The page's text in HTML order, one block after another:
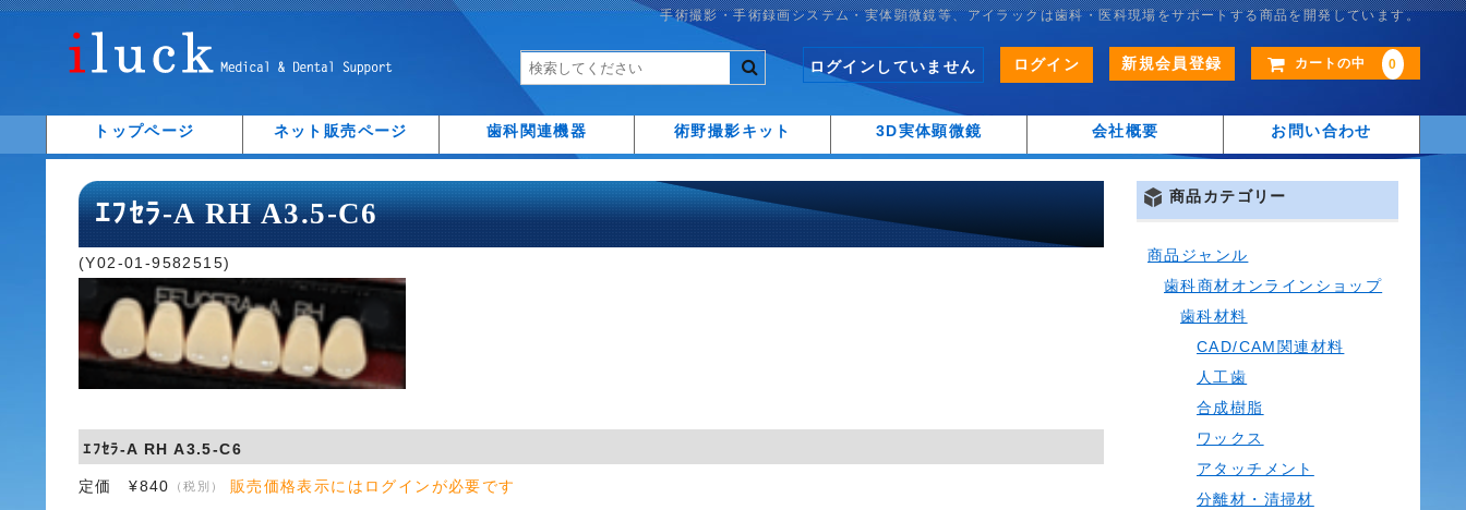
手術撮影・手術録画システム・実体顕微鏡等、アイラックは歯科・医科現場をサポートする商品を開発しています。
カートの中 0
ログインしていません ログイン 新規会員登録
トップページ ネット販売ページ 歯科関連機器 術野撮影キット 3D実体顕微鏡 会社概要 お問い合わせ
ｴﾌｾﾗ-A RH A3.5-C6
(Y02-01-9582515)
ｴﾌｾﾗ-A RH A3.5-C6
定価 ¥840 （税別） 販売価格表示にはログインが必要です
商品カテゴリー
商品ジャンル
歯科商材オンラインショップ
歯科材料
CAD/CAM関連材料
人工歯
合成樹脂
ワックス
アタッチメント
分離材・清掃材